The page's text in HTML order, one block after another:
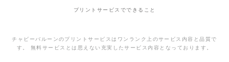
プリントサービスでできること
チャビーバルーンのプリントサービスはワンランク上のサービス内容と品質で
す。
無料サービスとは思えない充実したサービス内容となっております。